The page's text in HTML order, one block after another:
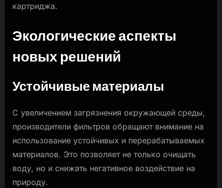
картриджа.
Экологические аспекты
новых решений
Устойчивые материалы
С увеличением загрязнения окружающей среды,
производители фильтров обращают внимание на
использование устойчивых и перерабатываемых
материалов. Это позволяет не только очищать
воду, но и снижать негативное воздействие на
природу.